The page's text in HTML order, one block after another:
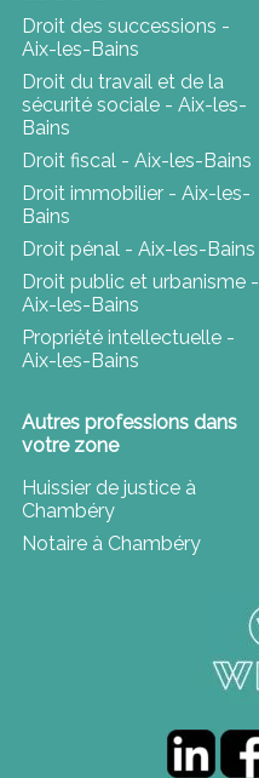
Droit des successions -
Aix-les-Bains
Droit du travail et de la
sécurité sociale - Aix-les-
Bains
Droit fiscal - Aix-les-Bains
Droit immobilier - Aix-les-
Bains
Droit pénal - Aix-les-Bains
Droit public et urbanisme -
Aix-les-Bains
Propriété intellectuelle -
Aix-les-Bains
Autres professions dans
votre zone
Huissier de justice à
Chambéry
Notaire à Chambéry